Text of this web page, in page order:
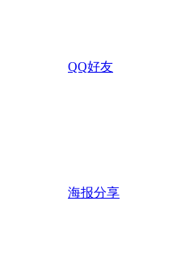
QQ好友
海报分享